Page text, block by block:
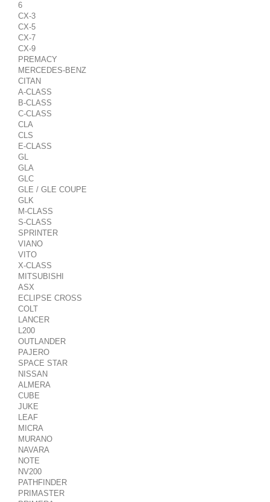
6
CX-3
CX-5
CX-7
CX-9
PREMACY
MERCEDES-BENZ
CITAN
A-CLASS
B-CLASS
C-CLASS
CLA
CLS
E-CLASS
GL
GLA
GLC
GLE / GLE COUPE
GLK
M-CLASS
S-CLASS
SPRINTER
VIANO
VITO
X-CLASS
MITSUBISHI
ASX
ECLIPSE CROSS
COLT
LANCER
L200
OUTLANDER
PAJERO
SPACE STAR
NISSAN
ALMERA
CUBE
JUKE
LEAF
MICRA
MURANO
NAVARA
NOTE
NV200
PATHFINDER
PRIMASTER